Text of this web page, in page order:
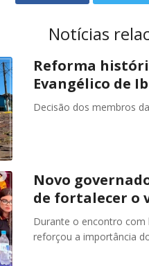
Notícias
Reforma
Evangélico de
Decisão dos membros
Novo
de fortalecer o
Durante o encontro com
reforçou a importância